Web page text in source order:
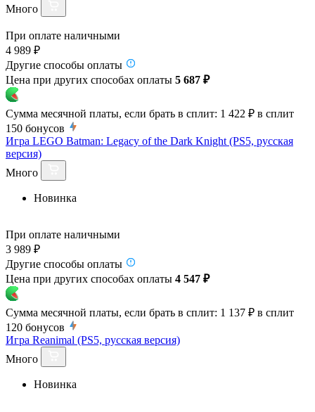
Много
При оплате наличными
4 989 ₽
Другие способы оплаты
Цена при других способах оплаты 5 687 ₽
Сумма месячной платы, если брать в сплит: 1 422 ₽ в сплит
150 бонусов
Игра LEGO Batman: Legacy of the Dark Knight (PS5, русская
версия)
Много
Новинка
При оплате наличными
3 989 ₽
Другие способы оплаты
Цена при других способах оплаты 4 547 ₽
Сумма месячной платы, если брать в сплит: 1 137 ₽ в сплит
120 бонусов
Игра Reanimal (PS5, русская версия)
Много
Новинка